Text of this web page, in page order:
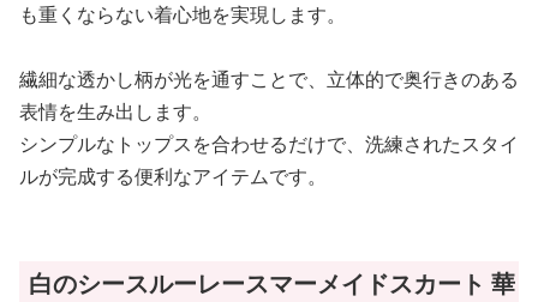
も重くならない着心地を実現します。
繊細な透かし柄が光を通すことで、立体的で奥行きのある
表情を生み出します。
シンプルなトップスを合わせるだけで、洗練されたスタイ
ルが完成する便利なアイテムです。
白のシースルーレースマーメイドスカート 華